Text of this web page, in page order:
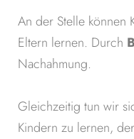
An der Stelle können
Eltern lernen. Durch
Nachahmung.
Gleichzeitig tun wir
Kindern zu lernen,